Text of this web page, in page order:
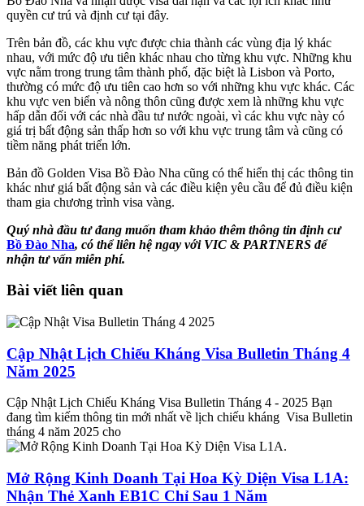
quyền cư trú và định cư tại đây.
Trên bản đồ, các khu vực được chia thành các vùng địa lý khác
nhau, với mức độ ưu tiên khác nhau cho từng khu vực. Những khu
vực nằm trong trung tâm thành phố, đặc biệt là Lisbon và Porto,
thường có mức độ ưu tiên cao hơn so với những khu vực khác. Các
khu vực ven biển và nông thôn cũng được xem là những khu vực
hấp dẫn đối với các nhà đầu tư nước ngoài, vì các khu vực này có
giá trị bất động sản thấp hơn so với khu vực trung tâm và cũng có
tiềm năng phát triển lớn.
Bản đồ Golden Visa Bồ Đào Nha cũng có thể hiển thị các thông tin
khác như giá bất động sản và các điều kiện yêu cầu để đủ điều kiện
tham gia chương trình visa vàng.
Quý nhà đầu tư đang muốn tham khảo thêm thông tin định cư
Bồ Đào Nha, có thể liên hệ ngay với VIC & PARTNERS để
nhận tư vấn miễn phí.
Bài viết liên quan
Cập Nhật Lịch Chiếu Kháng Visa Bulletin Tháng 4
Năm 2025
Cập Nhật Lịch Chiếu Kháng Visa Bulletin Tháng 4 - 2025 Bạn
đang tìm kiếm thông tin mới nhất về lịch chiếu kháng Visa Bulletin
tháng 4 năm 2025 cho
Mở Rộng Kinh Doanh Tại Hoa Kỳ Diện Visa L1A:
Nhận Thẻ Xanh EB1C Chỉ Sau 1 Năm